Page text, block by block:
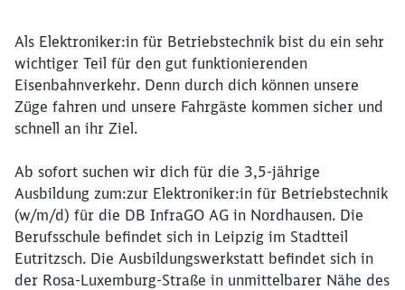
Als Elektroniker:in für Betriebstechnik bist du ein sehr
wichtiger Teil für den gut funktionierenden
Eisenbahnverkehr. Denn durch dich können unsere
Züge fahren und unsere Fahrgäste kommen sicher und
schnell an ihr Ziel.
Ab sofort suchen wir dich für die 3,5-jährige
Ausbildung zum:zur Elektroniker:in für Betriebstechnik
(w/m/d) für die DB InfraGO AG in Nordhausen. Die
Berufsschule befindet sich in Leipzig im Stadtteil
Eutritzsch. Die Ausbildungswerkstatt befindet sich in
der Rosa-Luxemburg-Straße in unmittelbarer Nähe des